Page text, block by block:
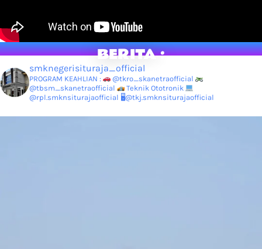
BERITA :
smknegerisituraja_official
PROGRAM KEAHLIAN :
@tkro_skanetraofficial
@tbsm_skanetraofficial
Teknik Ototronik
@rpl.smknsiturajaofficial 🖥@tkj.smknsiturajaofficial